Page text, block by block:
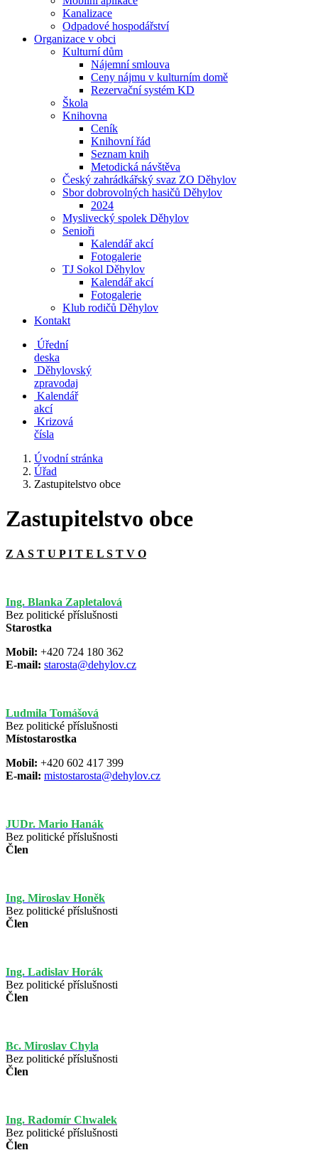
Kanalizace
Odpadové hospodářství
Organizace v obci
Kulturní dům
Nájemní smlouva
Ceny nájmu v kulturním domě
Rezervační systém KD
Škola
Knihovna
Ceník
Knihovní řád
Seznam knih
Metodická návštěva
Český zahrádkářský svaz ZO Děhylov
Sbor dobrovolných hasičů Děhylov
2024
Myslivecký spolek Děhylov
Senioři
Kalendář akcí
Fotogalerie
TJ Sokol Děhylov
Kalendář akcí
Fotogalerie
Klub rodičů Děhylov
Kontakt
Úřední
deska
Děhylovský
zpravodaj
Kalendář
akcí
Krizová
čísla
Úvodní stránka
Úřad
Zastupitelstvo obce
Zastupitelstvo obce
Z A S T U P I T E L S T V O
Ing. Blanka Zapletalová
Bez politické příslušnosti
Starostka
Mobil: +420 724 180 362
E-mail: starosta@dehylov.cz
Ludmila Tomášová
Bez politické příslušnosti
Místostarostka
Mobil: +420 602 417 399
E-mail: mistostarosta@dehylov.cz
JUDr. Mario Hanák
Bez politické příslušnosti
Člen
Ing. Miroslav Honěk
Bez politické příslušnosti
Člen
Ing. Ladislav Horák
Bez politické příslušnosti
Člen
Bc. Miroslav Chyla
Bez politické příslušnosti
Člen
Ing. Radomír Chwalek
Bez politické příslušnosti
Člen